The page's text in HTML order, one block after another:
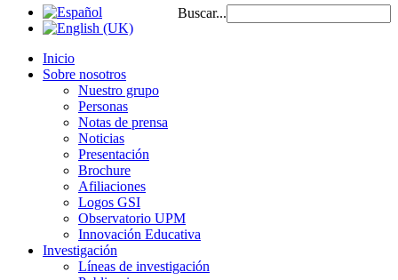
Buscar...
Inicio
Sobre nosotros
Nuestro grupo
Personas
Notas de prensa
Noticias
Presentación
Brochure
Afiliaciones
Logos GSI
Observatorio UPM
Innovación Educativa
Investigación
Líneas de investigación